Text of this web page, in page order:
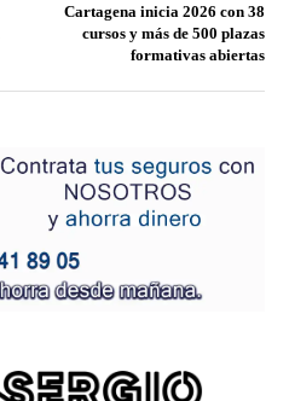
Cartagena inicia 2026 con 38
cursos y más de 500 plazas
formativas abiertas